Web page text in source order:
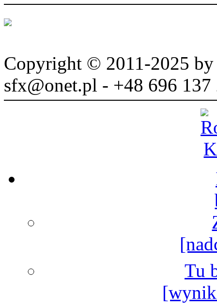
Copyright © 2011-2025
sfx@onet.pl - +48 696 137
Tu